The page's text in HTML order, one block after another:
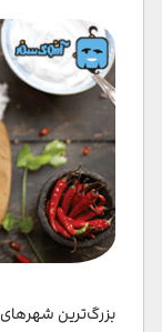
بزرگ‌ترین شهرهای